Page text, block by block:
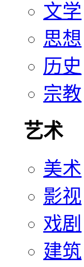
文学
思想
历史
宗教
艺术
美术
影视
戏剧
建筑